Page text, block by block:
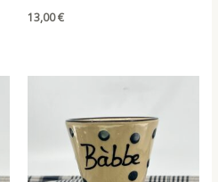
13,00€